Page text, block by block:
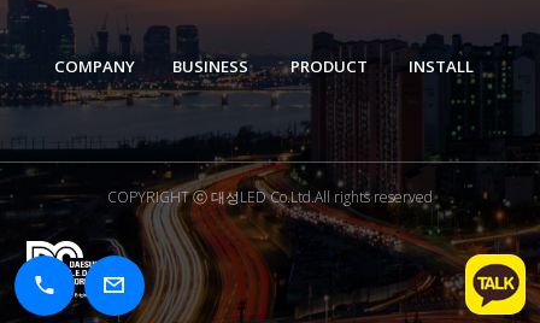
COMPANY BUSINESS PRODUCT INSTALL
COPYRIGHT ⓒ 대성LED Co.Ltd.All rights reserved